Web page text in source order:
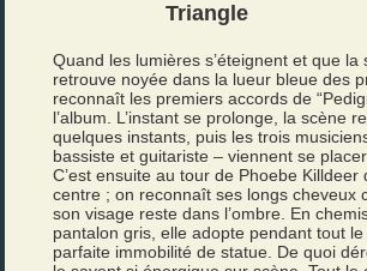
Triangle
Quand les lumières s’éteignent et que la
retrouve noyée dans la lueur bleue des
reconnaît les premiers accords de
l’album. L’instant se prolonge, la scène
quelques instants, puis les trois
bassiste et guitariste – viennent se
C’est ensuite au tour de Phoebe Killdeer
centre ; on reconnaît ses longs cheveux
son visage reste dans l’ombre. En
pantalon gris, elle adopte pendant tout
parfaite immobilité de statue. De quoi